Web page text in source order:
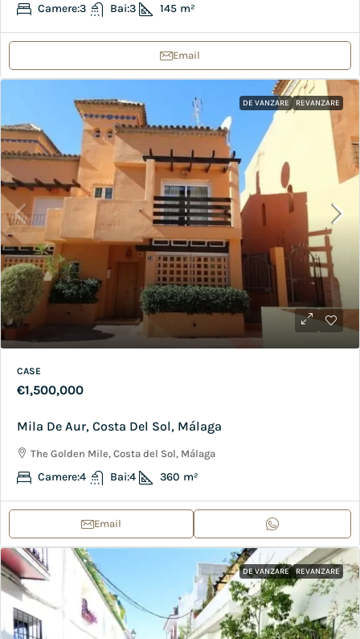
Camere:3 Bai:3 145 m²
Email
DE VANZARE REVANZARE
CASE
€1,500,000
Mila De Aur, Costa Del Sol, Málaga
The Golden Mile, Costa del Sol, Málaga
Camere:4 Bai:4 360 m²
Email
DE VANZARE REVANZARE